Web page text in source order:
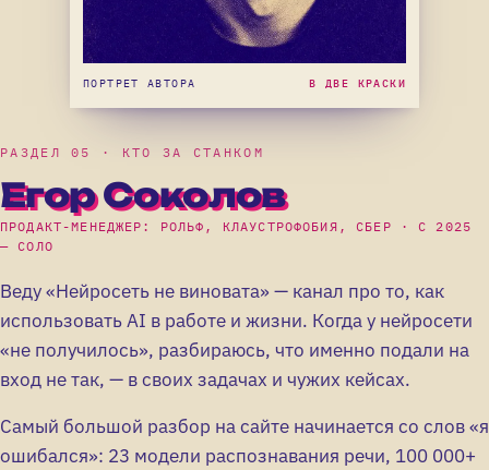
ПОРТРЕТ АВТОРА В ДВЕ КРАСКИ
РАЗДЕЛ 05 · КТО ЗА СТАНКОМ
Егор Соколов
ПРОДАКТ-МЕНЕДЖЕР: РОЛЬФ, КЛАУСТРОФОБИЯ, СБЕР · С 2025
— СОЛО
Веду «Нейросеть не виновата» — канал про то, как
использовать AI в работе и жизни. Когда у нейросети
«не получилось», разбираюсь, что именно подали на
вход не так, — в своих задачах и чужих кейсах.
Самый большой разбор на сайте начинается со слов «я
ошибался»: 23 модели распознавания речи, 100 000+